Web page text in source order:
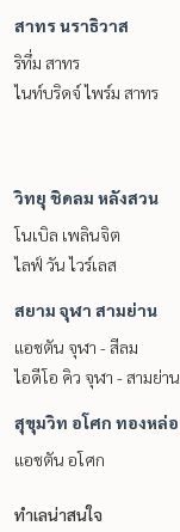
สาทร นราธิวาส
ริทึ่ม สาทร
ไนท์บริดจ์ ไพร์ม สาทร
วิทยุ ชิดลม หลังสวน
โนเบิล เพลินจิต
ไลฟ์ วัน ไวร์เลส
สยาม จุฬา สามย่าน
แอชตัน จุฬา - สีลม
ไอดีโอ คิว จุฬา - สามย่าน
สุขุมวิท อโศก ทองหล่อ
แอชตัน อโศก
ทำเลน่าสนใจ